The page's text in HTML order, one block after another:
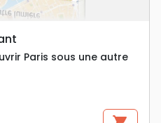
Paris sous une autre